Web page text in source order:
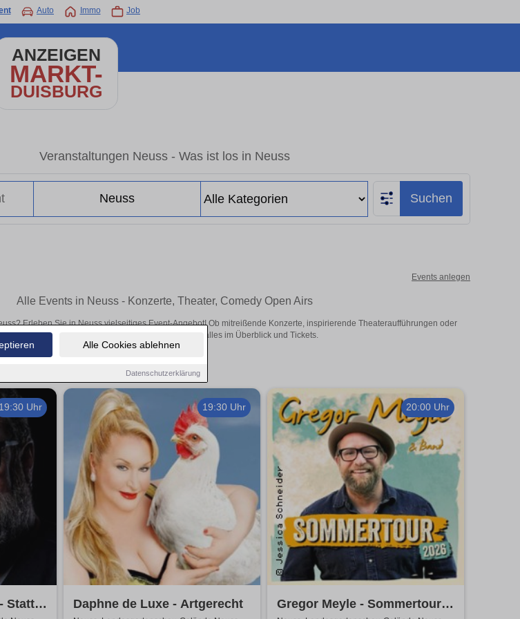
Alle Cookies ablehnen
Datenschutzerklärung
Auto Immo Job
ANZEIGEN
MARKT-
DUISBURG
Veranstaltungen Neuss - Was ist los in Neuss
Suchen
Events anlegen
Alle Events in Neuss - Konzerte, Theater, Comedy Open Airs
Erleben Sie in Neuss vielseitiges Event-Angebot! Ob mitreißende Konzerte, inspirierende Theateraufführungen oder
aufregende Veranstaltungen in Neuss – hier finden alles im Überblick und Tickets.
19:30 Uhr
Statt
19:30 Uhr
Daphne de Luxe - Artgerecht
20:00 Uhr
Gregor Meyle - Sommertour